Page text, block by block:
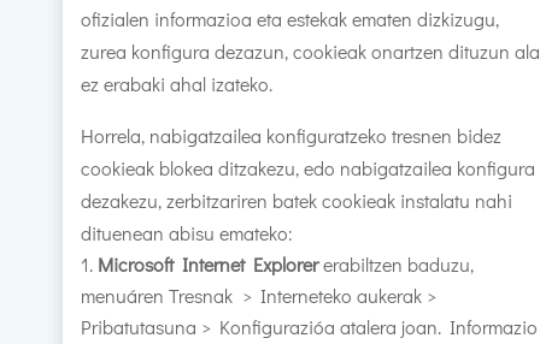
ofizialen informazioa eta estekak ematen dizkizugu,
zurea konfigura dezazun, cookieak onartzen dituzun ala
ez erabaki ahal izateko.
Horrela, nabigatzailea konfiguratzeko tresnen bidez
cookieak blokea ditzakezu, edo nabigatzailea konfigura
dezakezu, zerbitzariren batek cookieak instalatu nahi
dituenean abisu emateko:
Microsoft Internet Explorererabiltzen baduzu,
menuáren Tresnak > Interneteko aukerak >
Pribatutasuna > Konfigurazióa atalera joan. Informazio